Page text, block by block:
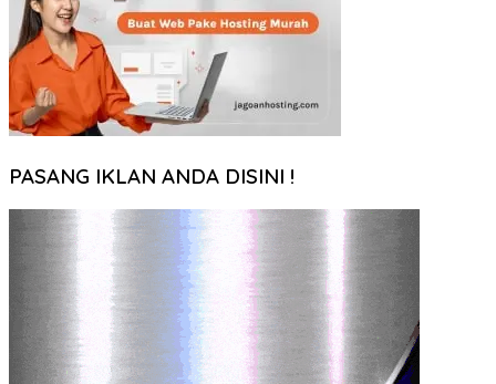
PASANG IKLAN ANDA DISINI !